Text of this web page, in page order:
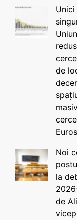
Unici
de
Noi
la
de